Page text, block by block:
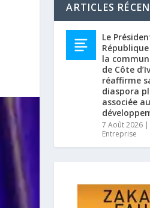
ARTICLES
Le
la
de Côte
réaffirme
diaspora
associée au
7 Août 2026
Entreprise